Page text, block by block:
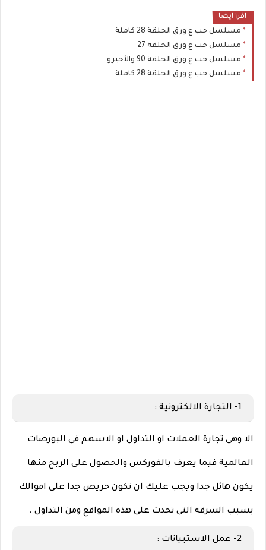
اقرا ايضا
مسلسل حب ع ورق الحلقة 28 كاملة
مسلسل حب ع ورق الحلقة 27
مسلسل حب ع ورق الحلقة 90 والأخيرو
مسلسل حب ع ورق الحلقة 28 كاملة
1- التجارة الالكترونية :
الا وهى تجارة العملات او التداول او الاسهم فى البورصات
العالمية فيما يعرف بالفوركس والحصول على الربح منها
يكون هائل جدا ويجب عليك ان تكون حريص جدا على اموالك
بسبب السرقة التى تحدث على هذه المواقع ومن التداول .
2- عمل الاستبيانات :